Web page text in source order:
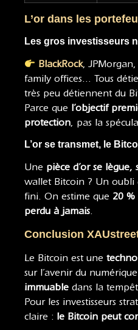
L’or dans les
Les gros investisseurs
BlackRock,
family offices… Tous
très peu détiennent du
Parce que l’objectif
protection, pas la
L’or se transmet, le
Une pièce d’or se lègue,
wallet Bitcoin ? Un oubli
fini. On estime que 20 %
perdu à jamais.
Conclusion
Le Bitcoin est une
sur l’avenir du
immuable dans la
Pour les investisseurs
claire : le Bitcoin peut